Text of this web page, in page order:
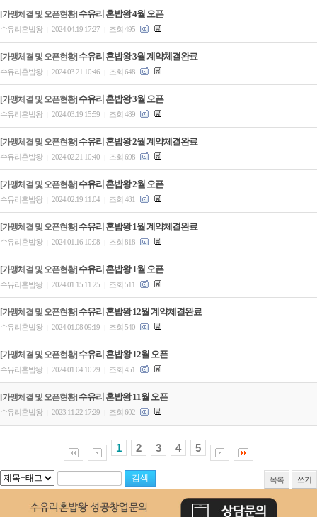
[가맹체결 및 오픈현황] 수유리 혼밥왕 4월 오픈
수유리혼밥왕 2024.04.19 17:27 조회 495
[가맹체결 및 오픈현황] 수유리 혼밥왕 3월 계약체결완료
수유리혼밥왕 2024.03.21 10:46 조회 648
[가맹체결 및 오픈현황] 수유리 혼밥왕 3월 오픈
수유리혼밥왕 2024.03.19 15:59 조회 489
[가맹체결 및 오픈현황] 수유리 혼밥왕 2월 계약체결완료
수유리혼밥왕 2024.02.21 10:40 조회 698
[가맹체결 및 오픈현황] 수유리 혼밥왕 2월 오픈
수유리혼밥왕 2024.02.19 11:04 조회 481
[가맹체결 및 오픈현황] 수유리 혼밥왕 1월 계약체결완료
수유리혼밥왕 2024.01.16 10:08 조회 818
[가맹체결 및 오픈현황] 수유리 혼밥왕 1월 오픈
수유리혼밥왕 2024.01.15 11:25 조회 511
[가맹체결 및 오픈현황] 수유리 혼밥왕 12월 계약체결완료
수유리혼밥왕 2024.01.08 09:19 조회 540
[가맹체결 및 오픈현황] 수유리 혼밥왕 12월 오픈
수유리혼밥왕 2024.01.04 10:29 조회 451
[가맹체결 및 오픈현황] 수유리 혼밥왕 11월 오픈
수유리혼밥왕 2023.11.22 17:29 조회 602
1 2 3 4 5
목록 쓰기